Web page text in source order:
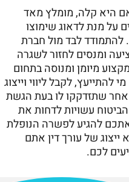
היא קלה, מומלץ מאד
על מנת לדאוג שימוצו
להתמודד לבד מול חברת
ומנסים לחזור לשגרה
מיומן ומנוסה בתחום
לקבל ליווי וייצוג
אחר שתזדקקו לו בעת הגשת
עשויות לדחות את
להגיע לפשרה הנופלת
של עורך דין אתם
לכם.